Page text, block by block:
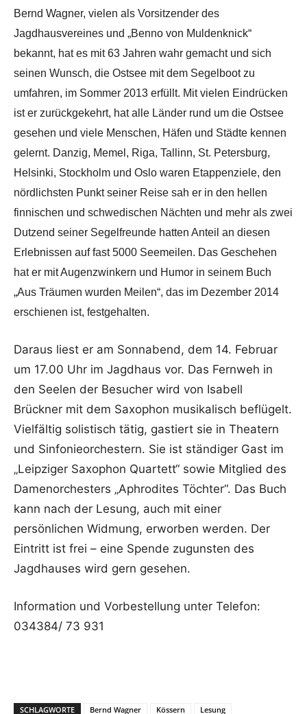
Bernd Wagner, vielen als Vorsitzender des
Jagdhausvereines und „Benno von Muldenknick“
bekannt, hat es mit 63 Jahren wahr gemacht und sich
seinen Wunsch, die Ostsee mit dem Segelboot zu
umfahren, im Sommer 2013 erfüllt. Mit vielen Eindrücken
ist er zurückgekehrt, hat alle Länder rund um die Ostsee
gesehen und viele Menschen, Häfen und Städte kennen
gelernt. Danzig, Memel, Riga, Tallinn, St. Petersburg,
Helsinki, Stockholm und Oslo waren Etappenziele, den
nördlichsten Punkt seiner Reise sah er in den hellen
finnischen und schwedischen Nächten und mehr als zwei
Dutzend seiner Segelfreunde hatten Anteil an diesen
Erlebnissen auf fast 5000 Seemeilen. Das Geschehen
hat er mit Augenzwinkern und Humor in seinem Buch
„Aus Träumen wurden Meilen“, das im Dezember 2014
erschienen ist, festgehalten.
Daraus liest er am Sonnabend, dem 14. Februar
um 17.00 Uhr im Jagdhaus vor. Das Fernweh in
den Seelen der Besucher wird von Isabell
Brückner mit dem Saxophon musikalisch beflügelt.
Vielfältig solistisch tätig, gastiert sie in Theatern
und Sinfonieorchestern. Sie ist ständiger Gast im
„Leipziger Saxophon Quartett“ sowie Mitglied des
Damenorchesters „Aphrodites Töchter“. Das Buch
kann nach der Lesung, auch mit einer
persönlichen Widmung, erworben werden. Der
Eintritt ist frei – eine Spende zugunsten des
Jagdhauses wird gern gesehen.
Information und Vorbestellung unter Telefon:
034384/ 73 931
SCHLAGWORTE Bernd Wagner Kössern
Lesung